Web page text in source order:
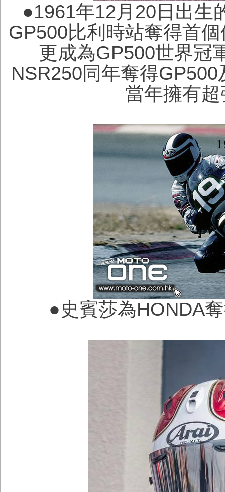
●1961年12月20日出生
GP500比利時站奪得首
更成為GP500世界冠
NSR250同年奪得
當年擁有
●史賓莎為HONDA